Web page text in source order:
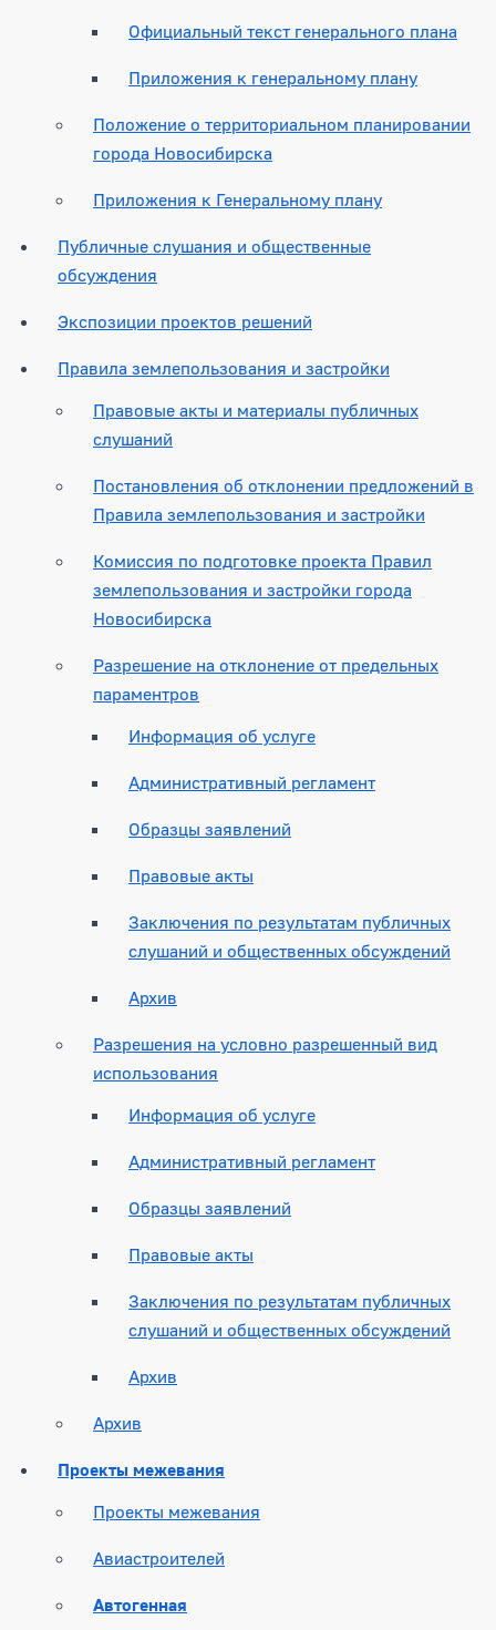
Официальный текст генерального плана
Приложения к генеральному плану
Положение о территориальном планировании
города Новосибирска
Приложения к Генеральному плану
Публичные слушания и общественные
обсуждения
Экспозиции проектов решений
Правила землепользования и застройки
Правовые акты и материалы публичных
слушаний
Постановления об отклонении предложений в
Правила землепользования и застройки
Комиссия по подготовке проекта Правил
землепользования и застройки города
Новосибирска
Разрешение на отклонение от предельных
параментров
Информация об услуге
Административный регламент
Образцы заявлений
Правовые акты
Заключения по результатам публичных
слушаний и общественных обсуждений
Архив
Разрешения на условно разрешенный вид
использования
Информация об услуге
Административный регламент
Образцы заявлений
Правовые акты
Заключения по результатам публичных
слушаний и общественных обсуждений
Архив
Архив
Проекты межевания
Проекты межевания
Авиастроителей
Автогенная